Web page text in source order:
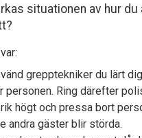
situationen av hur du
grepptekniker du lärt
personen. Ring därefter
högt och pressa bort
andra gäster blir störda.